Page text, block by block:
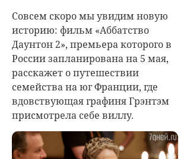
Совсем скоро мы увидим новую
историю: фильм «Аббатство
Даунтон 2», премьера которого в
России запланирована на 5 мая,
расскажет о путешествии
семейства на юг Франции, где
вдовствующая графиня Грэнтэм
присмотрела себе виллу.